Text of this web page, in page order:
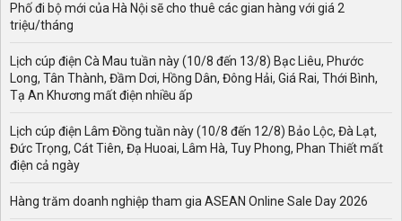
Phố đi bộ mới của Hà Nội sẽ cho thuê các gian hàng với giá 2
triệu/tháng
Lịch cúp điện Cà Mau tuần này (10/8 đến 13/8) Bạc Liêu, Phước
Long, Tân Thành, Đầm Dơi, Hồng Dân, Đông Hải, Giá Rai, Thới Bình,
Tạ An Khương mất điện nhiều ấp
Lịch cúp điện Lâm Đồng tuần này (10/8 đến 12/8) Bảo Lộc, Đà Lạt,
Đức Trọng, Cát Tiên, Đạ Huoai, Lâm Hà, Tuy Phong, Phan Thiết mất
điện cả ngày
Hàng trăm doanh nghiệp tham gia ASEAN Online Sale Day 2026